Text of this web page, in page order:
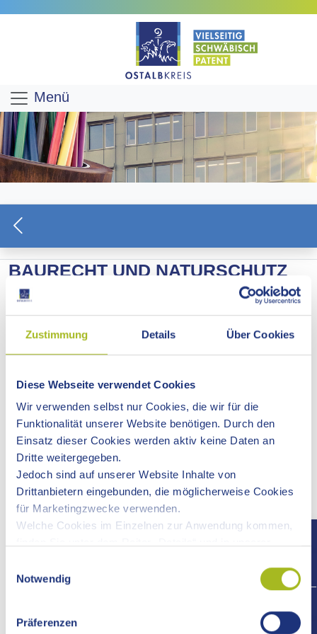
Zustimmung Details Über Cookies
Diese Webseite verwendet Cookies
Wir verwenden selbst nur Cookies, die wir für die
Funktionalität unserer Website benötigen. Durch den
Einsatz dieser Cookies werden aktiv keine Daten an
Dritte weitergegeben.
Jedoch sind auf unserer Website Inhalte von
Drittanbietern eingebunden, die möglicherweise Cookies
für Marketingzwecke verwenden.
Welche Cookies im Einzelnen zur Anwendung kommen,
Notwendig
Präferenzen
Menü
BAURECHT UND NATURSCHUTZ
Untere Naturschutzbehörde
Untere Denkmalschutzbehörde
Schornsteinfegerwesen
Wohnraumförderung
Gebäudeenergieeffizienz
Vorbeugender Brandschutz
Adresse